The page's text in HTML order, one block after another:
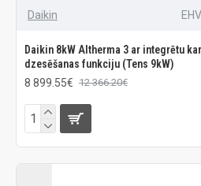
Daikin
Daikin 8kW Altherma 3 ar integrētu
dzesēšanas funkciju (Tens 9kW)
8 899.55€ 12 366.20€